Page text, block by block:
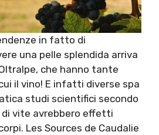
in fatto di
una pelle splendida arriva
che hanno tante
il vino! E infatti diverse spa
studi scientifici secondo
di vite avrebbero effetti
Les Sources de Caudalie